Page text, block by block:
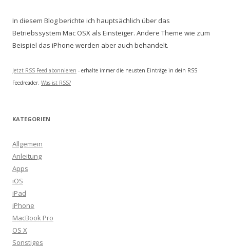
In diesem Blog berichte ich hauptsächlich über das
Betriebssystem Mac OSX als Einsteiger. Andere Theme wie zum
Beispiel das iPhone werden aber auch behandelt.
Jetzt RSS Feed abonnieren - erhalte immer die neusten Einträge in dein RSS
Feedreader. Was ist RSS?
KATEGORIEN
Allgemein
Anleitung
Apps
iOS
iPad
iPhone
MacBook Pro
OS X
Sonstiges